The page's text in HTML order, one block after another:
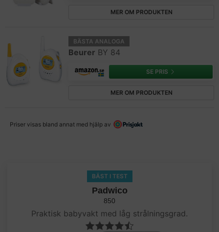
MER OM PRODUKTEN
BÄSTA ANALOGA
Beurer BY 84
SE PRIS
MER OM PRODUKTEN
Priser visas bland annat med hjälp av
BÄST I TEST
Padwico
850
Praktisk babyvakt med låg strålningsgrad.